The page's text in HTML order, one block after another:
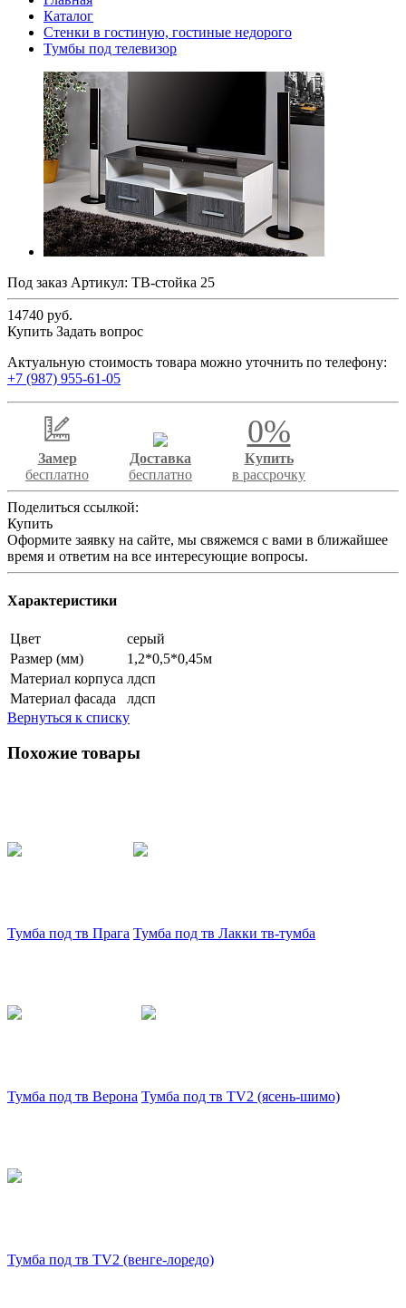
Каталог
Стенки в гостиную, гостиные недорого
Тумбы под телевизор
Под заказ Артикул: ТВ-стойка 25
14740 руб.
Купить Задать вопрос
Актуальную стоимость товара можно уточнить по телефону:
+7 (987) 955-61-05
Замер
бесплатно
Доставка
бесплатно
0%
Купить
в рассрочку
Поделиться ссылкой:
Купить
Оформите заявку на сайте, мы свяжемся с вами в ближайшее
время и ответим на все интересующие вопросы.
Характеристики
Цвет
серый
Размер (мм)
1,2*0,5*0,45м
Материал корпуса лдсп
Материал фасада
лдсп
Вернуться к списку
Похожие товары
Тумба под тв Прага Тумба под тв Лакки тв-тумба
Тумба под тв Верона Тумба под тв TV2 (ясень-шимо)
Тумба под тв TV2 (венге-лоредо)